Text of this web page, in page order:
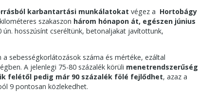
karbantartási munkálatokat végez a Hortobágy
szakaszon három hónapon át, egészen június
hosszúsínt cseréltünk, betonaljakat javítottunk,
sebességkorlátozások száma és mértéke, ezáltal
A jelenlegi 75-80 százalék körüli menetrendszerűség
felétől pedig már 90 százalék fölé fejlődhet, azaz a
9 pontosan közlekedhet.